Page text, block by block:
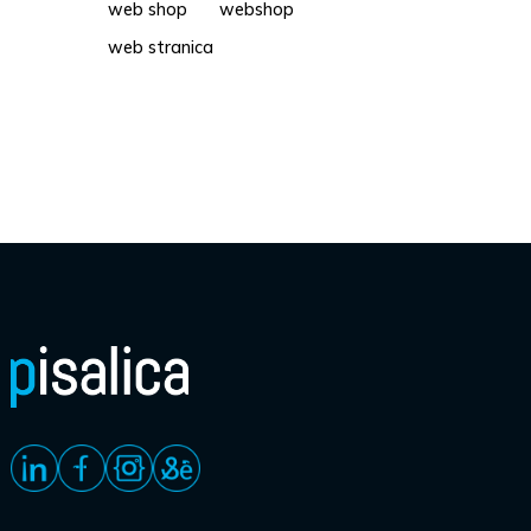
web shop
webshop
web stranica